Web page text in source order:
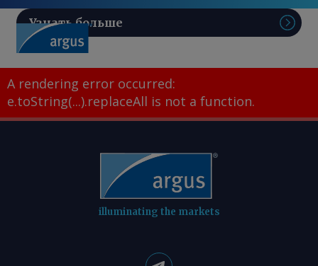
Узнать больше
A rendering error occurred:
e.toString(...).replaceAll is not a function.
illuminating the markets